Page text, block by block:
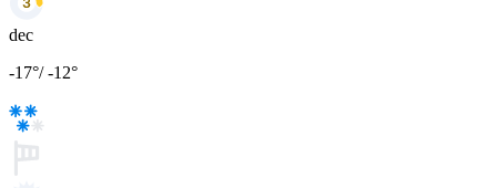
dec
-17°/-12°